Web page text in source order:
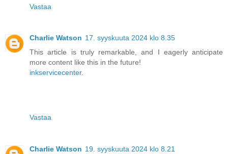
Vastaa
Charlie Watson 17. syyskuuta 2024 klo 8.35
This article is truly remarkable, and I eagerly anticipate
more content like this in the future!
inkservicecenter.
Vastaa
Charlie Watson 19. syyskuuta 2024 klo 8.21